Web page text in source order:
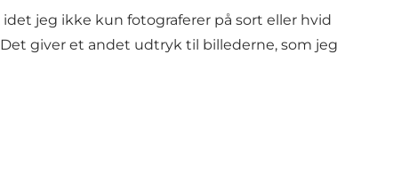
jeg ikke kun fotograferer på sort eller hvid
giver et andet udtryk til billederne, som jeg